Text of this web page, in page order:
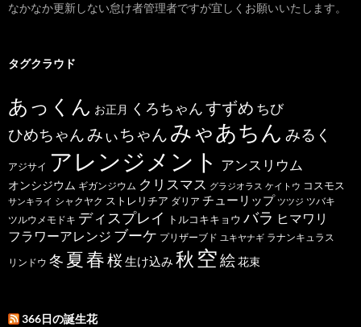
なかなか更新しない怠け者管理者ですが宜しくお願いいたします。
タグクラウド
あっくん お正月 くろちゃんすずめ ちび
ひめちゃんみぃちゃん みゃあちん みるく
アジサイ アレンジメント アンスリウム
オンシジウム ギガンジウム クリスマス グラジオラス ケイトウ コスモス
サンキライ シャクヤク ストレリチア ダリア チューリップ ツツジ ツバキ
ツルウメモドキ ディスプレイ トルコキキョウ バラ ヒマワリ
フラワーアレンジ ブーケ プリザーブド ユキヤナギ ラナンキュラス
リンドウ 冬 夏春桜生け込み 秋 空絵花束
366日の誕生花